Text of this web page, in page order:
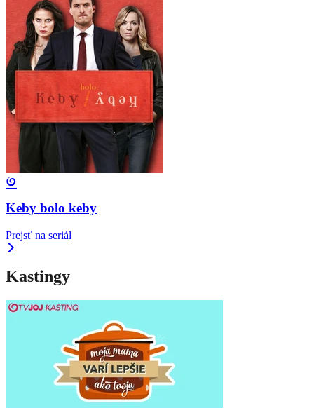
Keby bolo keby
Prejsť na seriál
Kastingy